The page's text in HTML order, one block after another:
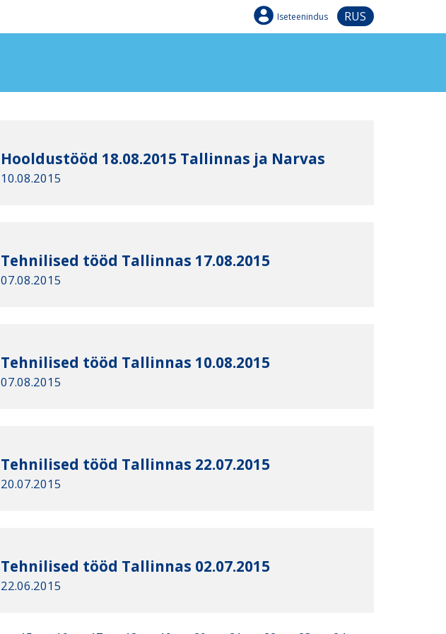
Iseteenindus RUS
Hooldustööd 18.08.2015 Tallinnas ja Narvas
10.08.2015
Tehnilised tööd Tallinnas 17.08.2015
07.08.2015
Tehnilised tööd Tallinnas 10.08.2015
07.08.2015
Tehnilised tööd Tallinnas 22.07.2015
20.07.2015
Tehnilised tööd Tallinnas 02.07.2015
22.06.2015